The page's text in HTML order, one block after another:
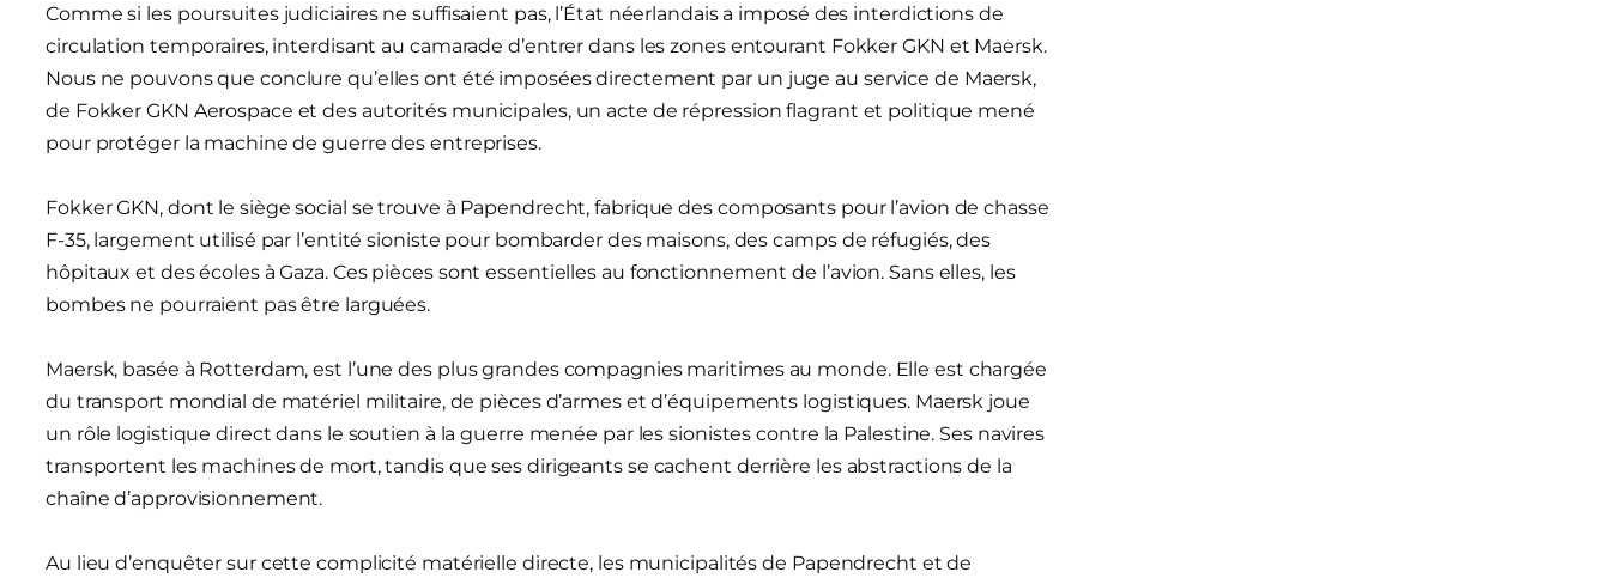
Comme si les poursuites judiciaires ne suffisaient pas, l’État néerlandais a imposé des interdictions de
circulation temporaires, interdisant au camarade d’entrer dans les zones entourant Fokker GKN et Maersk.
Nous ne pouvons que conclure qu’elles ont été imposées directement par un juge au service de Maersk,
de Fokker GKN Aerospace et des autorités municipales, un acte de répression flagrant et politique mené
pour protéger la machine de guerre des entreprises.
Fokker GKN, dont le siège social se trouve à Papendrecht, fabrique des composants pour l’avion de chasse
F-35, largement utilisé par l’entité sioniste pour bombarder des maisons, des camps de réfugiés, des
hôpitaux et des écoles à Gaza. Ces pièces sont essentielles au fonctionnement de l’avion. Sans elles, les
bombes ne pourraient pas être larguées.
Maersk, basée à Rotterdam, est l’une des plus grandes compagnies maritimes au monde. Elle est chargée
du transport mondial de matériel militaire, de pièces d’armes et d’équipements logistiques. Maersk joue
un rôle logistique direct dans le soutien à la guerre menée par les sionistes contre la Palestine. Ses navires
transportent les machines de mort, tandis que ses dirigeants se cachent derrière les abstractions de la
chaîne d’approvisionnement.
Au lieu d’enquêter sur cette complicité matérielle directe, les municipalités de Papendrecht et de